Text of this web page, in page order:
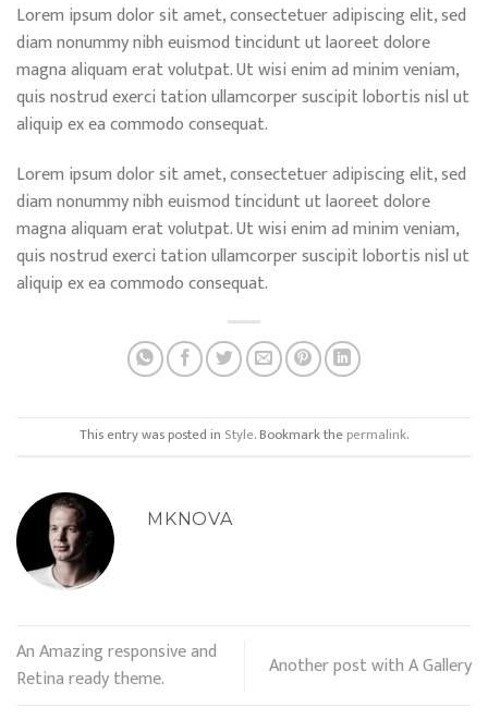
Lorem ipsum dolor sit amet, consectetuer adipiscing elit, sed
diam nonummy nibh euismod tincidunt ut laoreet dolore
magna aliquam erat volutpat. Ut wisi enim ad minim veniam,
quis nostrud exerci tation ullamcorper suscipit lobortis nisl ut
aliquip ex ea commodo consequat.
Lorem ipsum dolor sit amet, consectetuer adipiscing elit, sed
diam nonummy nibh euismod tincidunt ut laoreet dolore
magna aliquam erat volutpat. Ut wisi enim ad minim veniam,
quis nostrud exerci tation ullamcorper suscipit lobortis nisl ut
aliquip ex ea commodo consequat.
This entry was posted in Style. Bookmark thepermalink.
MKNOVA
An Amazing responsive and
Retina ready theme.
Another post with A Gallery